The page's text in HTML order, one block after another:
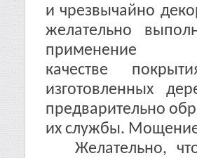
и чрезвычайно
желательно
качестве
изготовленных
предварительно
их службы.
Желательно,